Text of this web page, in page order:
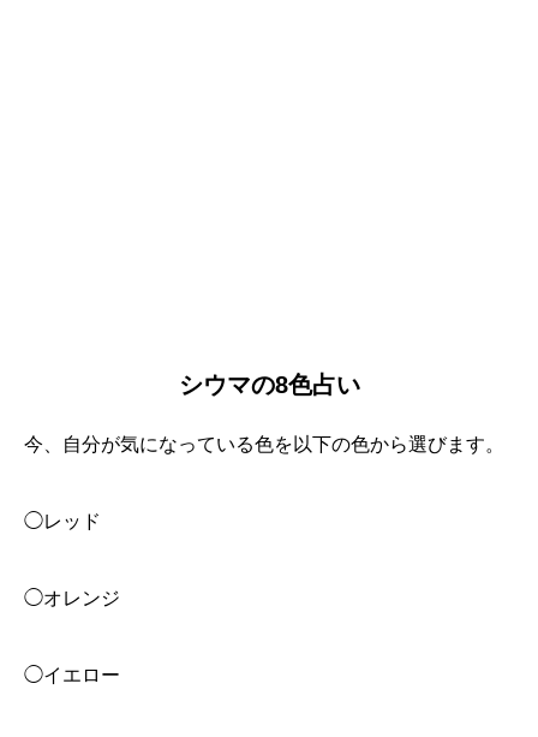
シウマの8色占い
今、自分が気になっている色を以下の色から選びます。
◯レッド
◯オレンジ
◯イエロー